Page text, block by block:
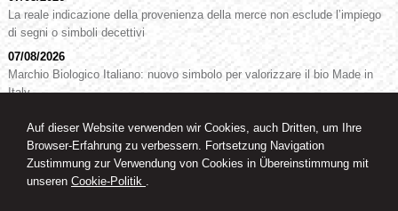
Auf dieser Website verwenden wir Cookies, auch Dritten, um Ihre
Browser-Erfahrung zu verbessern. Fortsetzung Navigation
Zustimmung zur Verwendung von Cookies in Übereinstimmung mit
unseren Cookie-Politik .
La reale indicazione della provenienza della merce non esclude l’impiego
di segni o simboli decettivi
07/08/2026
Marchio Biologico Italiano: nuovo simbolo per valorizzare il bio Made in
Italy
RA. Dr. Oswald Knoll
Rechtsanwalt